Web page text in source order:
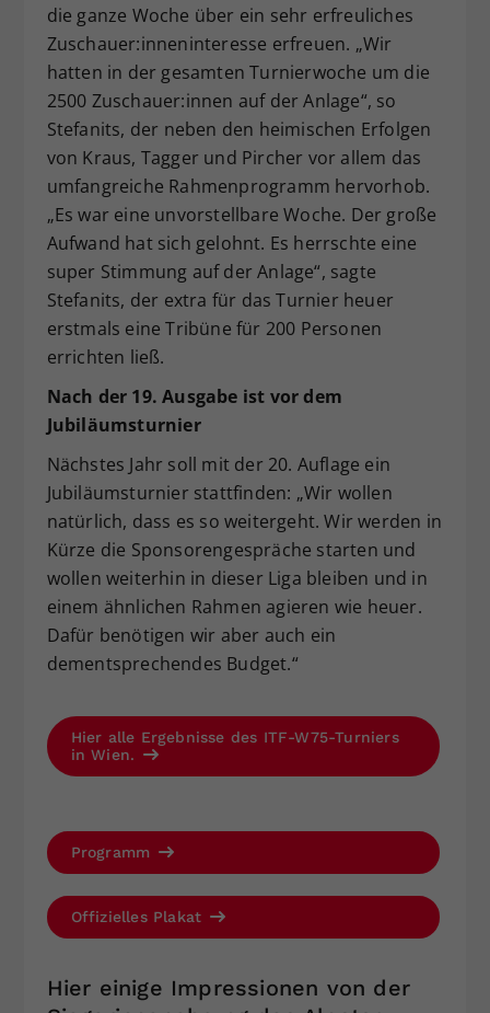
die ganze Woche über ein sehr erfreuliches
Zuschauer:inneninteresse erfreuen. „Wir
hatten in der gesamten Turnierwoche um die
2500 Zuschauer:innen auf der Anlage“, so
Stefanits, der neben den heimischen Erfolgen
von Kraus, Tagger und Pircher vor allem das
umfangreiche Rahmenprogramm hervorhob.
„Es war eine unvorstellbare Woche. Der große
Aufwand hat sich gelohnt. Es herrschte eine
super Stimmung auf der Anlage“, sagte
Stefanits, der extra für das Turnier heuer
erstmals eine Tribüne für 200 Personen
errichten ließ.
Nach der 19. Ausgabe ist vor dem
Jubiläumsturnier
Nächstes Jahr soll mit der 20. Auflage ein
Jubiläumsturnier stattfinden: „Wir wollen
natürlich, dass es so weitergeht. Wir werden in
Kürze die Sponsorengespräche starten und
wollen weiterhin in dieser Liga bleiben und in
einem ähnlichen Rahmen agieren wie heuer.
Dafür benötigen wir aber auch ein
dementsprechendes Budget.“
Hier alle Ergebnisse des ITF-W75-Turniers
in Wien.
Programm
Offizielles Plakat
Hier einige Impressionen von der